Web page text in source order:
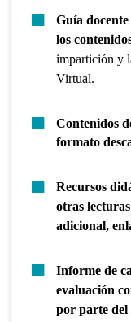
Guía
los
impartición y
Virtual.
Contenidos
formato
Recursos
otras
adicional,
Informe de
evaluación
por parte del